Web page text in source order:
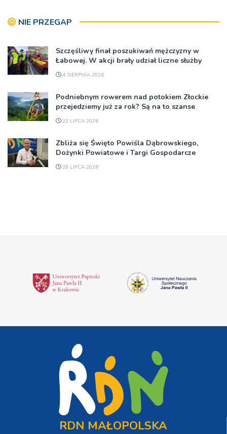
NIE PRZEGAP
Szczęśliwy finał poszukiwań mężczyzny w
Łabowej. W akcji brały udział liczne służby
4 SIERPNIA 2026
Podniebnym rowerem nad potokiem Złockie
przejedziemy już za rok? Są na to szanse
22 LIPCA 2026
Zbliża się Święto Powiśla Dąbrowskiego,
Dożynki Powiatowe i Targi Gospodarcze
28 LIPCA 2026
RDN MAŁOPOLSKA